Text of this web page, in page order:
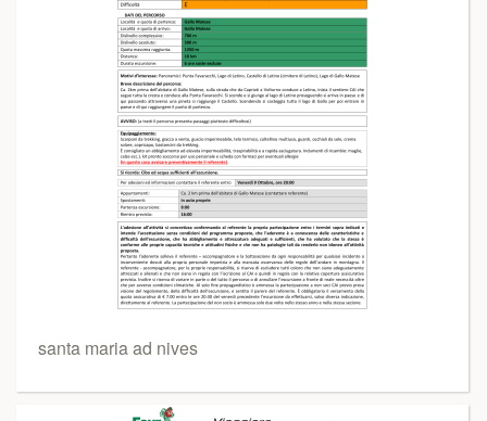
santa maria ad nives